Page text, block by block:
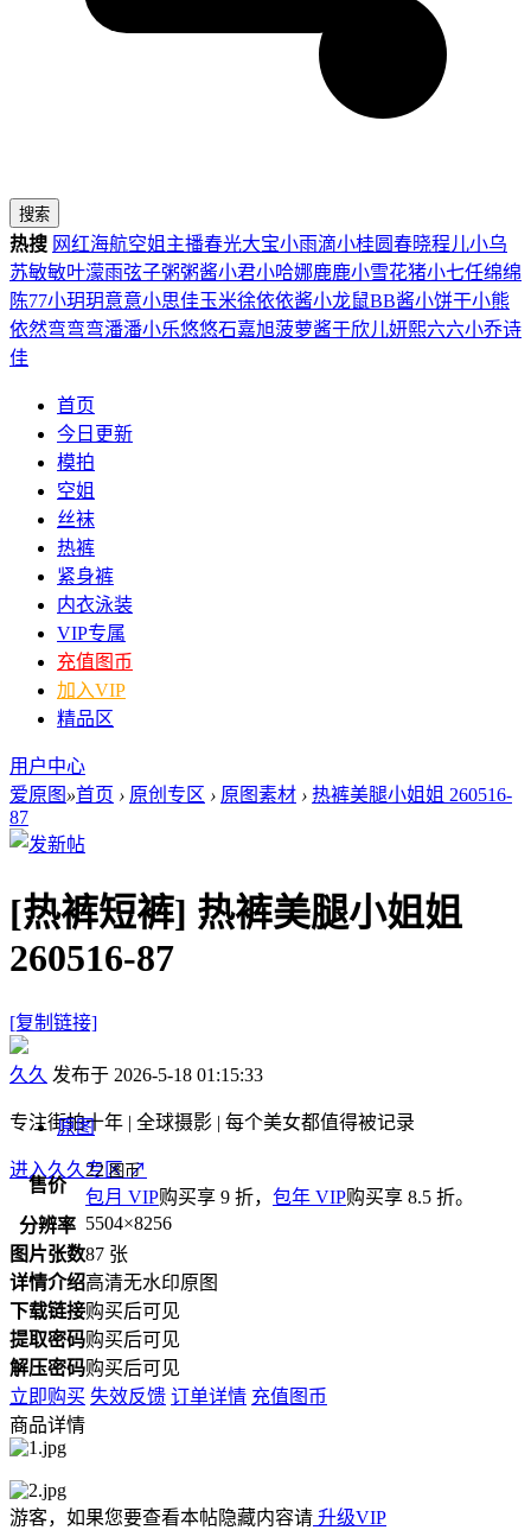
搜索
热搜 网红海航空姐 主播春光大宝小雨滴小桂圆春晓程儿小乌
苏敏敏叶濛雨弦子粥粥酱小君小哈娜鹿鹿小雪花猪小七任绵绵
陈77小玥玥意意小思佳玉米徐依依酱小龙鼠BB酱小饼干小熊
依然弯弯弯潘潘小乐悠悠石嘉旭菠萝酱于欣儿妍熙六六小乔诗
佳
首页
今日更新
模拍
空姐
丝袜
热裤
紧身裤
内衣泳装
VIP专属
充值图币
加入VIP
精品区
用户中心
爱原图 »首页 › 原创专区 › 原图素材 › 热裤美腿小姐姐 260516-
87
[热裤短裤] 热裤美腿小姐姐
260516-87
[复制链接]
久久 发布于 2026-5-18 01:15:33
专注街拍十年 | 全球摄影 | 每个美女都值得被记录
进入久久专区↗
原图
售价
22图币
包月 VIP购买享 9 折， 包年 VIP购买享 8.5 折。
分辨率 5504×8256
图片张数87 张
详情介绍高清无水印原图
下载链接购买后可见
提取密码购买后可见
解压密码购买后可见
立即购买 失效反馈 订单详情 充值图币
商品详情
游客，如果您要查看本帖隐藏内容请 升级VIP